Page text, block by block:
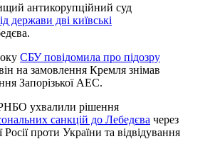
антикорупційний суд
держави дві київські
СБУ повідомила про підозру
на замовлення Кремля знімав
Запорізької АЕС.
ухвалили рішення
санкцій до Лебедєва через
Росії проти України та відвідування